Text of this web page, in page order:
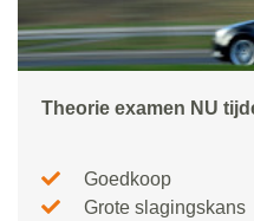
Theorie examen NU
Goedkoop
Grote slagingskans